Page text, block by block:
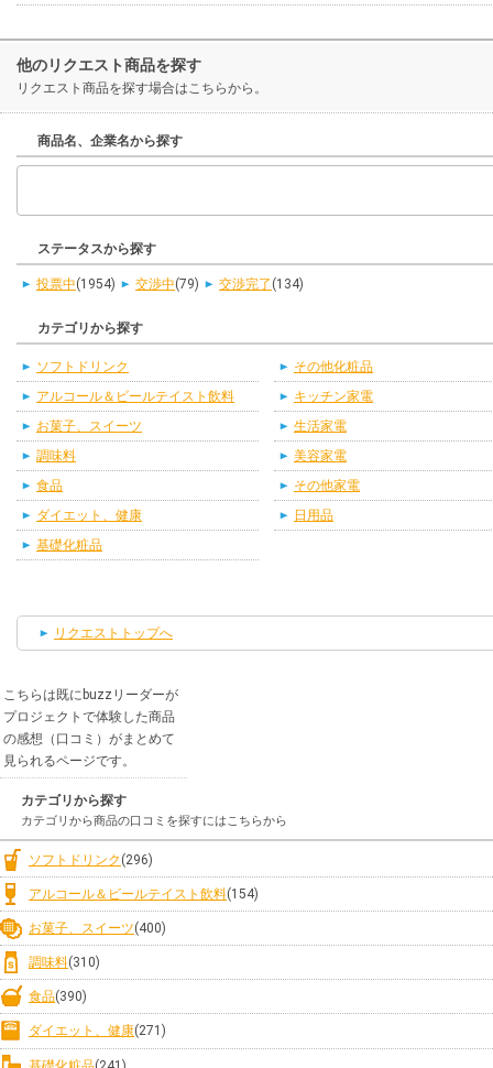
他のリクエスト商品を探す
リクエスト商品を探す場合はこちらから。
商品名、企業名から探す
ステータスから探す
投票中(1954) 交渉中(79) 交渉完了 (134)
カテゴリから探す
ソフトドリンク
アルコール＆ビールテイスト飲料
お菓子、スイーツ
調味料
食品
ダイエット、健康
基礎化粧品
その他化粧品
キッチン家電
生活家電
美容家電
その他家電
日用品
リクエストトップへ
こちらは既にbuzzリーダーが
プロジェクトで体験した商品
の感想（口コミ）がまとめて
見られるページです。
カテゴリから探す
カテゴリから商品の口コミを探すにはこちらから
ソフトドリンク (296)
アルコール＆ビールテイスト飲料(154)
お菓子、スイーツ(400)
調味料(310)
食品(390)
ダイエット、健康(271)